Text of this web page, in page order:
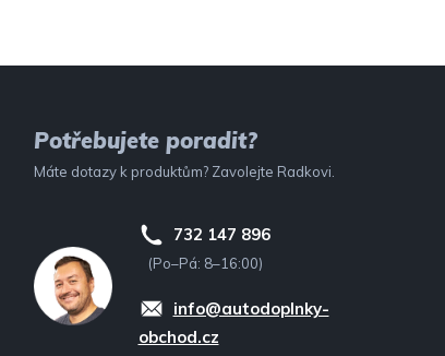
Potřebujete poradit?
Máte dotazy k produktům? Zavolejte Radkovi.
732 147 896
(Po–Pá: 8–16:00)
info@autodoplnky-
obchod.cz